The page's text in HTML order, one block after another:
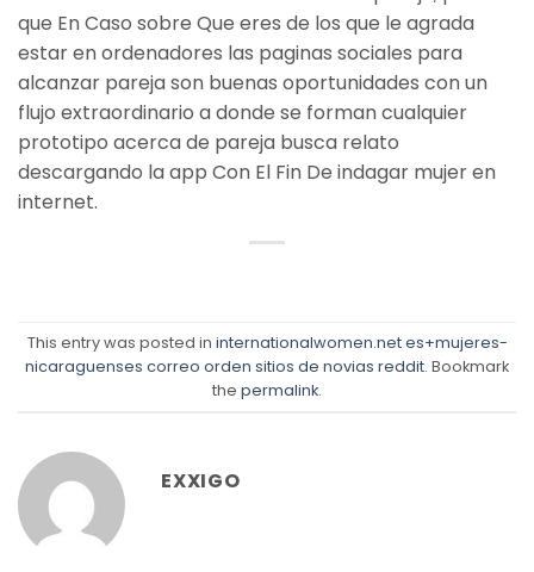
que En Caso sobre Que eres de los que le agrada
estar en ordenadores las paginas sociales para
alcanzar pareja son buenas oportunidades con un
flujo extraordinario a donde se forman cualquier
prototipo acerca de pareja busca relato
descargando la app Con El Fin De indagar mujer en
internet.
This entry was posted in internationalwomen.net es+mujeres-
nicaraguenses correo orden sitios de novias reddit. Bookmark
the permalink.
EXXIGO